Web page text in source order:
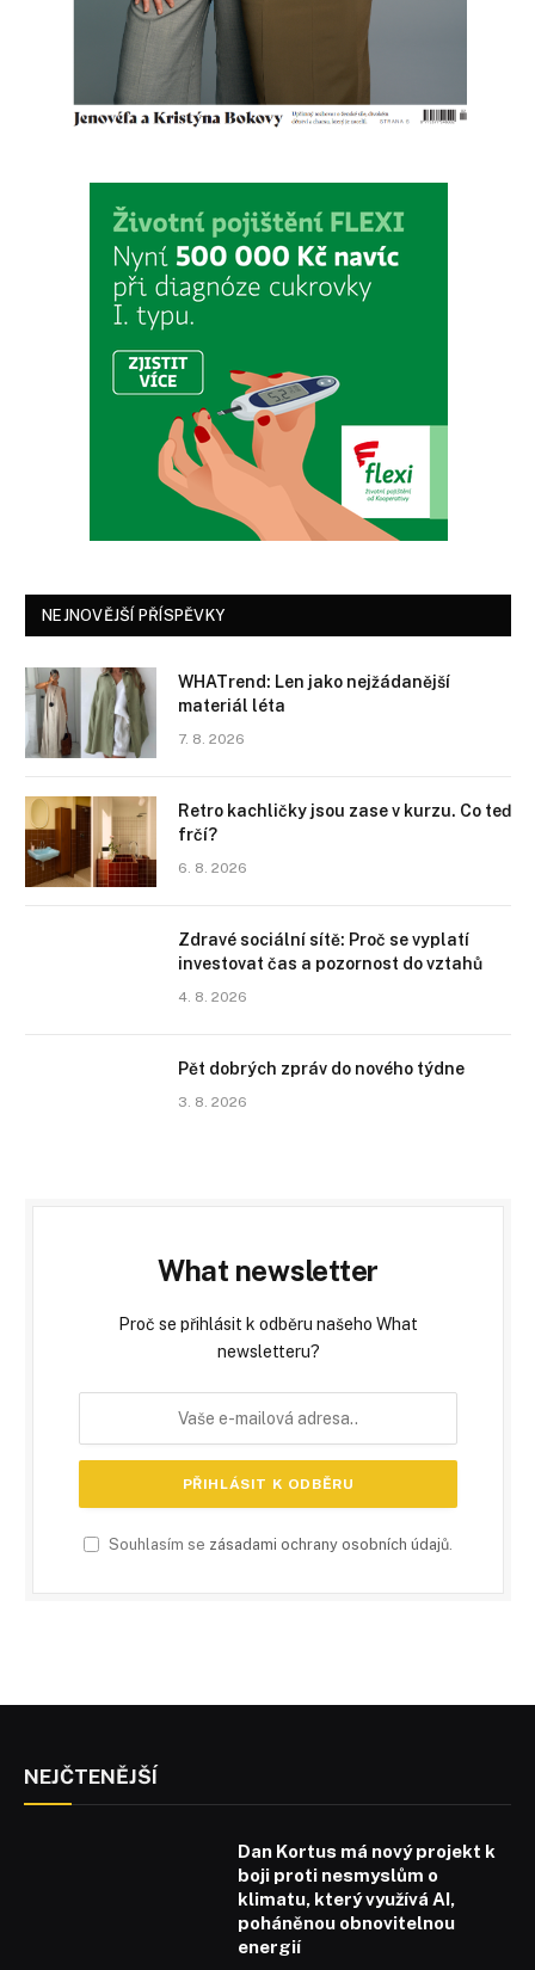
NEJNOVĚJŠÍ PŘÍSPĚVKY
WHATrend: Len jako nejžádanější
materiál léta
7. 8. 2026
Retro kachličky jsou zase v kurzu. Co teď
frčí?
6. 8. 2026
Zdravé sociální sítě: Proč se vyplatí
investovat čas a pozornost do vztahů
4. 8. 2026
Pět dobrých zpráv do nového týdne
3. 8. 2026
What newsletter
Proč se přihlásit k odběru našeho What
newsletteru?
Souhlasím se zásadami ochrany osobních údajů
NEJČTENĚJŠÍ
Dan Kortus má nový projekt k
boji proti nesmyslům o
klimatu, který využívá AI,
poháněnou obnovitelnou
energií